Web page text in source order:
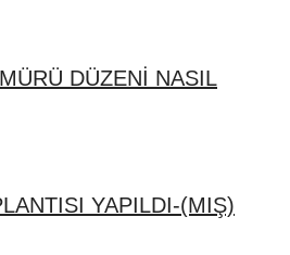
DÜZENİ NASIL
YAPILDI-(MIŞ)